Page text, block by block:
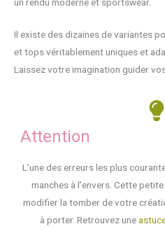
Il existe des dizaines de variantes
et tops véritablement uniques et
Laissez votre imagination guider
Attention
L’une des erreurs les plus
manches à l’envers. Cette
modifier la tomber de votre
à porter. Retrouvez une